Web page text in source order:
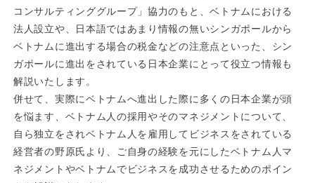
コンサルティンググループ」協力のもと、ベトナムにおける
法人設立や、日本語ではあまり情報の無いシンガポールから
ベトナムに進出する場合の税金などの注意点といった、シン
ガポールに進出をされている日本企業にとって役立つ情報も
解説いたします。
併せて、実際にベトナムへ進出した際に多くの日本企業が頭
を悩ます、ベトナム人の採用やそのマネジメントについて、
自ら独立をされベトナム人を雇用してビジネスをされている
経営者の野原氏より、ご自身の経験を元にしたベトナム人マ
ネジメントやベトナムでビジネスを成功させるためのポイン